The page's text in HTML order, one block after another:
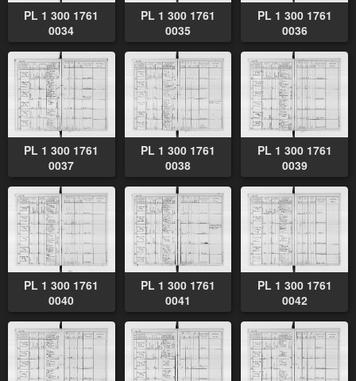
PL 1 300 1761
0034
PL 1 300 1761
0035
PL 1 300 1761
0036
PL 1 300 1761
0037
PL 1 300 1761
0038
PL 1 300 1761
0039
PL 1 300 1761
0040
PL 1 300 1761
0041
PL 1 300 1761
0042